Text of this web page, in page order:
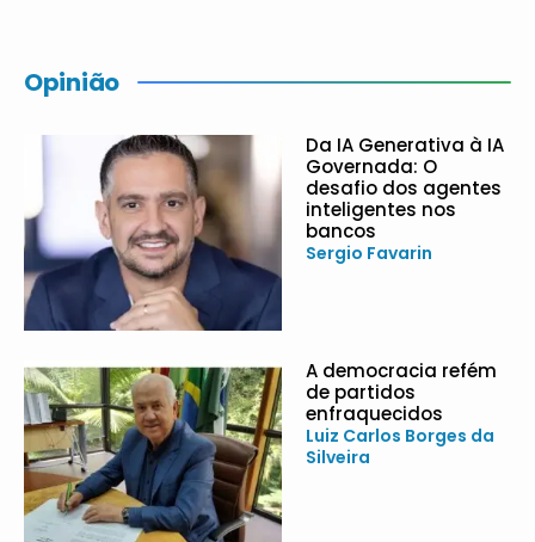
Opinião
Da IA Generativa à IA
Governada: O
desafio dos agentes
inteligentes nos
bancos
Sergio Favarin
A democracia refém
de partidos
enfraquecidos
Luiz Carlos Borges da
Silveira